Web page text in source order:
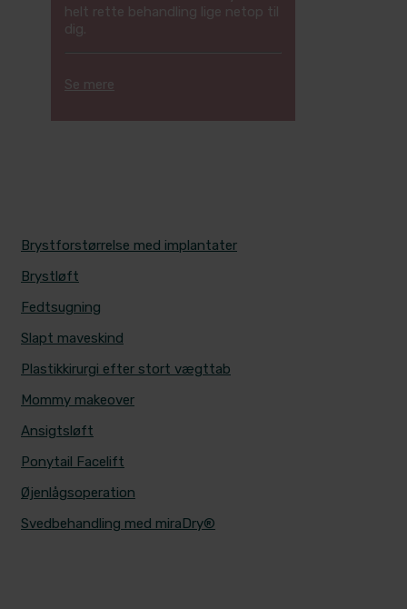
helt rette behandling lige netop til
dig.
Se mere
Brystforstørrelse med implantater
Brystløft
Fedtsugning
Slapt maveskind
Plastikkirurgi efter stort vægttab
Mommy makeover
Ansigtsløft
Ponytail Facelift
Øjenlågsoperation
Svedbehandling med miraDry®